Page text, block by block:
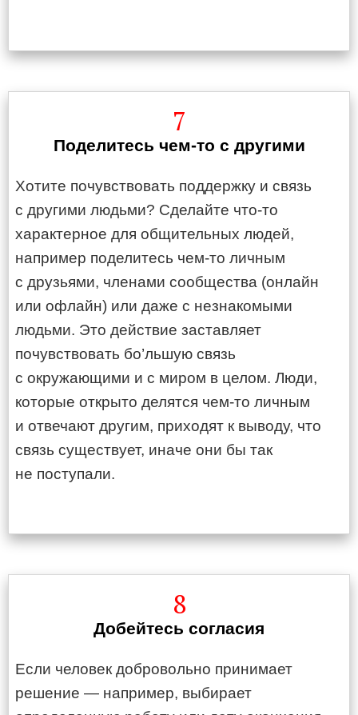
7
Поделитесь чем-то с другими
Хотите почувствовать поддержку и связь
с другими людьми? Сделайте что-то
характерное для общительных людей,
например поделитесь чем-то личным
с друзьями, членами сообщества (онлайн
или офлайн) или даже с незнакомыми
людьми. Это действие заставляет
почувствовать бо’льшую связь
с окружающими и с миром в целом. Люди,
которые открыто делятся чем-то личным
и отвечают другим, приходят к выводу, что
связь существует, иначе они бы так
не поступали.
8
Добейтесь согласия
Если человек добровольно принимает
решение — например, выбирает